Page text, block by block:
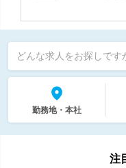
どんな求人をお探しです
勤務地・本社
注